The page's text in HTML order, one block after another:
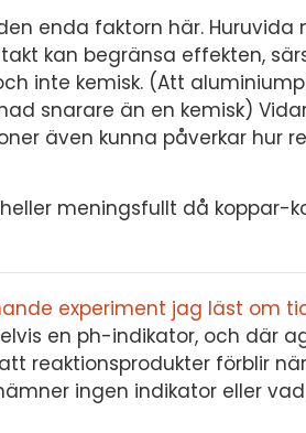
enda faktorn här. Huruvida
kan begränsa effekten,
inte kemisk. (Att
snarare än en kemisk)
även kunna påverkar hur
meningsfullt då koppar-
experiment jag läst om
en ph-indikator, och där
reaktionsprodukter förblir
ingen indikator eller